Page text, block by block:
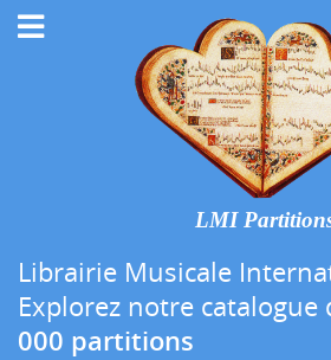
LMI
Librairie Musicale
Explorez notre catalogue
000 partitions